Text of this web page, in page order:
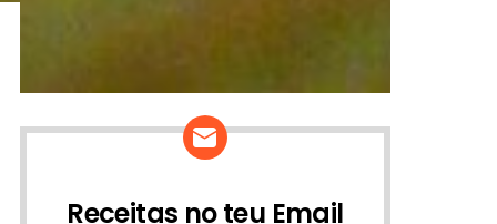
Receitas no teu Email